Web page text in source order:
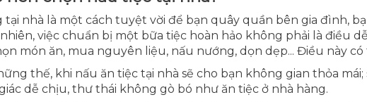
tại nhà là một cách tuyệt vời để bạn quây quần bên gia đình,
việc chuẩn bị một bữa tiệc hoàn hảo không phải là điều
món ăn, mua nguyên liệu, nấu nướng, dọn dẹp... Điều này
thế, khi nấu ăn tiệc tại nhà sẽ cho bạn không gian thỏa
dễ chịu, thư thái không gò bó như ăn tiệc ở nhà hàng.